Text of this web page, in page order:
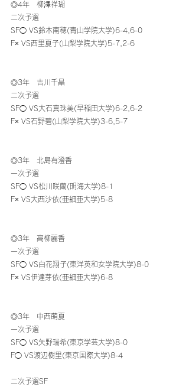
◎4年　柳澤祥瑚
二次予選
SF◯ VS鈴木南穂(青山学院大学)6-4,6-0
F× VS西里夏子(山梨学院大学)5-7,2-6
◎3年　吉川千晶
二次予選
SF◯ VS大石真珠美(早稲田大学)6-2,6-2
F× VS石野碧(山梨学院大学)3-6,5-7
◎3年　北島有澄香
一次予選
SF◯ VS松川咲蘭(明海大学)8-1
F× VS大西沙依(亜細亜大学)5-8
◎3年　高柳麗香
一次予選
SF◯ VS白花翔子(東洋英和女学院大学)8-0
F× VS伊達芽依(亜細亜大学)6-8
◎3年　中西萌夏
一次予選
SF◯ VS矢野瑞希(東京学芸大学)8-0
F◯ VS渡辺樹里(東京国際大学)8-4
二次予選SF